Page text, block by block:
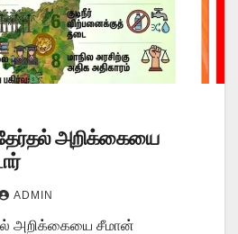
தேர்தல் அறிக்கையை
ADMIN
அறிக்கையை சீமான்